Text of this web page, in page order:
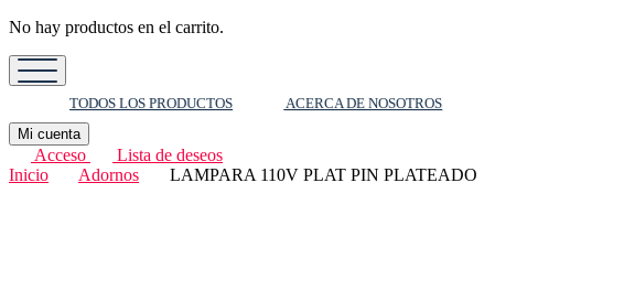
No hay productos en el carrito.
TODOS LOS PRODUCTOS
ACERCA DE NOSOTROS
Mi cuenta
Acceso
Lista de deseos
Inicio
Adornos LAMPARA 110V PLAT PIN PLATEADO